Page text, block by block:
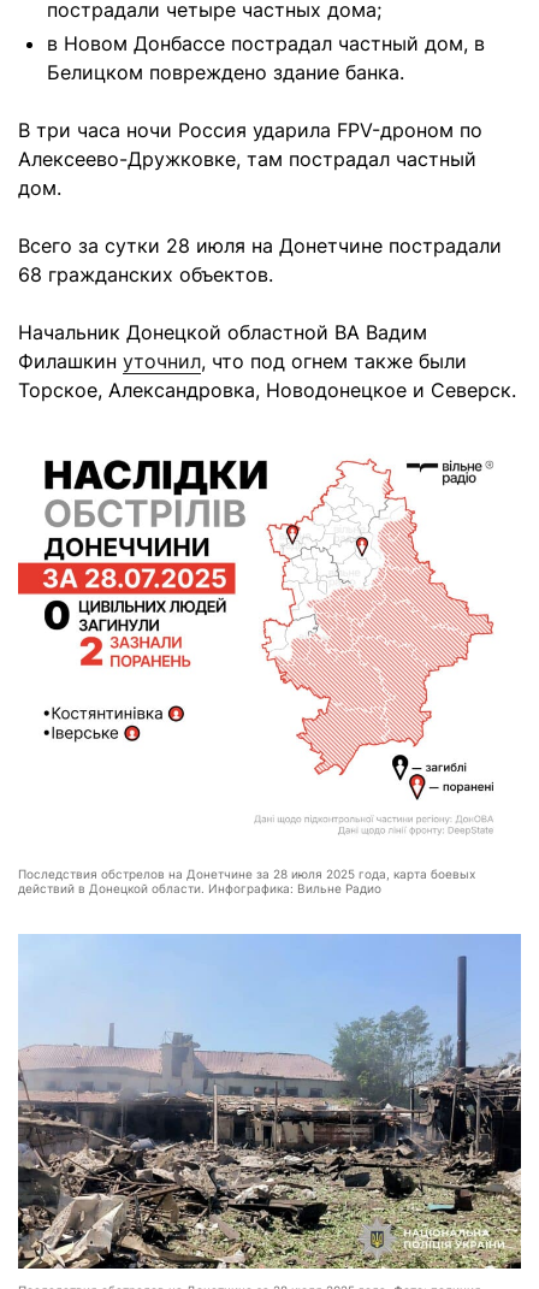
пострадали четыре частных дома;
в Новом Донбассе пострадал частный дом, в
Белицком повреждено здание банка.
В три часа ночи Россия ударила FPV-дроном по
Алексеево-Дружковке, там пострадал частный
дом.
Всего за сутки 28 июля на Донетчине пострадали
68 гражданских объектов.
Начальник Донецкой областной ВА Вадим
Филашкин уточнил, что под огнем также были
Торское, Александровка, Новодонецкое и Северск.
Последствия обстрелов на Донетчине за 28 июля 2025 года, карта боевых
действий в Донецкой области. Инфографика: Вильне Радио